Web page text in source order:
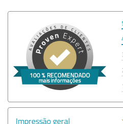
Impressão geral